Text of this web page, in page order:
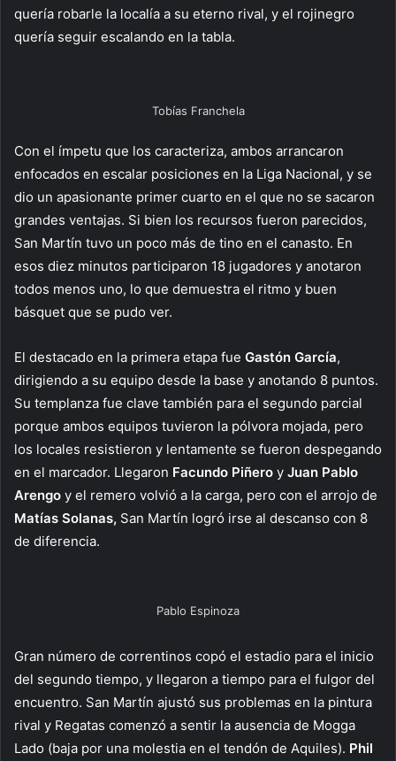
quería robarle la localía a su eterno rival, y el rojinegro
quería seguir escalando en la tabla.
Tobías Franchela
Con el ímpetu que los caracteriza, ambos arrancaron
enfocados en escalar posiciones en la Liga Nacional, y se
dio un apasionante primer cuarto en el que no se sacaron
grandes ventajas. Si bien los recursos fueron parecidos,
San Martín tuvo un poco más de tino en el canasto. En
esos diez minutos participaron 18 jugadores y anotaron
todos menos uno, lo que demuestra el ritmo y buen
básquet que se pudo ver.
El destacado en la primera etapa fue Gastón García,
dirigiendo a su equipo desde la base y anotando 8 puntos.
Su templanza fue clave también para el segundo parcial
porque ambos equipos tuvieron la pólvora mojada, pero
los locales resistieron y lentamente se fueron despegando
en el marcador. Llegaron Facundo Piñero y Juan Pablo
Arengo y el remero volvió a la carga, pero con el arrojo de
Matías Solanas, San Martín logró irse al descanso con 8
de diferencia.
Pablo Espinoza
Gran número de correntinos copó el estadio para el inicio
del segundo tiempo, y llegaron a tiempo para el fulgor del
encuentro. San Martín ajustó sus problemas en la pintura
rival y Regatas comenzó a sentir la ausencia de Mogga
Lado (baja por una molestia en el tendón de Aquiles). Phil